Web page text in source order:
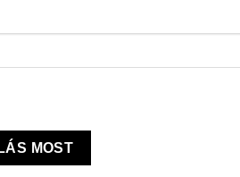
MOST